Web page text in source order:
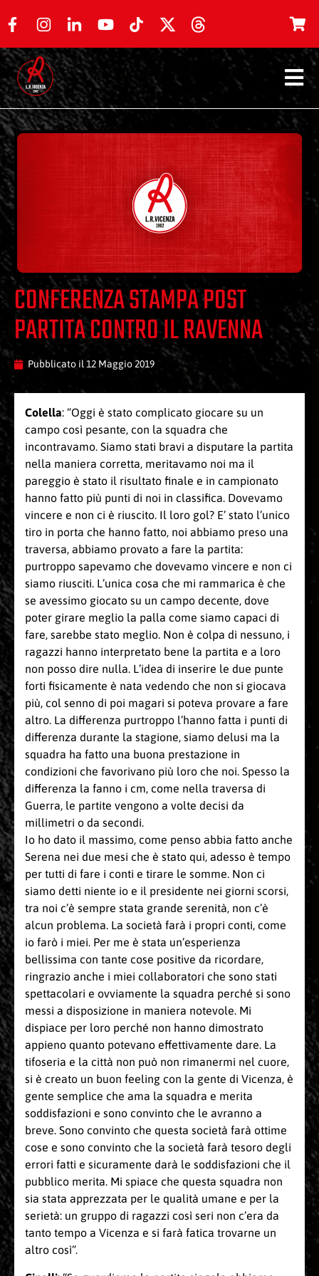
CONFERENZA STAMPA POST
PARTITA CONTRO IL RAVENNA
Pubblicato il 12 Maggio 2019
Colella: “Oggi è stato complicato giocare su un
campo così pesante, con la squadra che
incontravamo. Siamo stati bravi a disputare la partita
nella maniera corretta, meritavamo noi ma il
pareggio è stato il risultato finale e in campionato
hanno fatto più punti di noi in classifica. Dovevamo
vincere e non ci è riuscito. Il loro gol? E’ stato l’unico
tiro in porta che hanno fatto, noi abbiamo preso una
traversa, abbiamo provato a fare la partita:
purtroppo sapevamo che dovevamo vincere e non ci
siamo riusciti. L’unica cosa che mi rammarica è che
se avessimo giocato su un campo decente, dove
poter girare meglio la palla come siamo capaci di
fare, sarebbe stato meglio. Non è colpa di nessuno, i
ragazzi hanno interpretato bene la partita e a loro
non posso dire nulla. L’idea di inserire le due punte
forti fisicamente è nata vedendo che non si giocava
più, col senno di poi magari si poteva provare a fare
altro. La differenza purtroppo l’hanno fatta i punti di
differenza durante la stagione, siamo delusi ma la
squadra ha fatto una buona prestazione in
condizioni che favorivano più loro che noi. Spesso la
differenza la fanno i cm, come nella traversa di
Guerra, le partite vengono a volte decisi da
millimetri o da secondi.
Io ho dato il massimo, come penso abbia fatto anche
Serena nei due mesi che è stato qui, adesso è tempo
per tutti di fare i conti e tirare le somme. Non ci
siamo detti niente io e il presidente nei giorni scorsi,
tra noi c’è sempre stata grande serenità, non c’è
alcun problema. La società farà i propri conti, come
io farò i miei. Per me è stata un’esperienza
bellissima con tante cose positive da ricordare,
ringrazio anche i miei collaboratori che sono stati
spettacolari e ovviamente la squadra perché si sono
messi a disposizione in maniera notevole. Mi
dispiace per loro perché non hanno dimostrato
appieno quanto potevano effettivamente dare. La
tifoseria e la città non può non rimanermi nel cuore,
si è creato un buon feeling con la gente di Vicenza, è
gente semplice che ama la squadra e merita
soddisfazioni e sono convinto che le avranno a
breve. Sono convinto che questa società farà ottime
cose e sono convinto che la società farà tesoro degli
errori fatti e sicuramente darà le soddisfazioni che il
pubblico merita. Mi spiace che questa squadra non
sia stata apprezzata per le qualità umane e per la
serietà: un gruppo di ragazzi così seri non c’era da
tanto tempo a Vicenza e si farà fatica trovarne un
altro così”.